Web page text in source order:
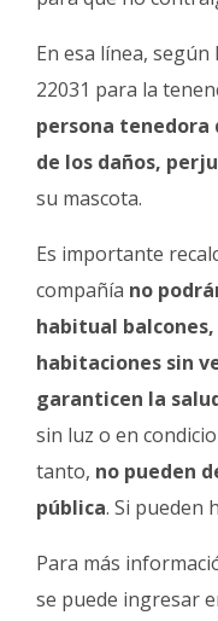
En esa línea,
22031 para la
persona tenedora
de los daños,
su mascota.
Es importante
compañía no
habitual
habitaciones sin
garanticen la
sin luz o en
tanto, no pueden
pública. Si pueden
Para más
se puede ingresar